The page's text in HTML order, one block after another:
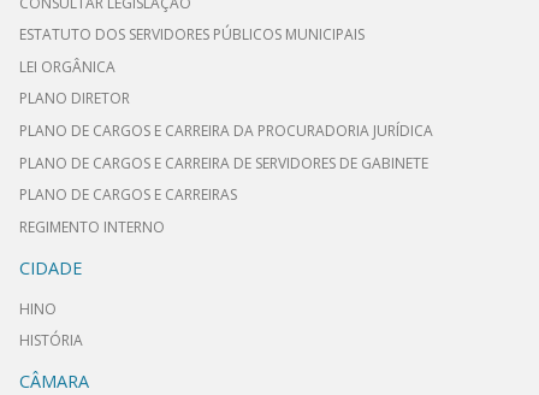
ESTATUTO DOS SERVIDORES PÚBLICOS MUNICIPAIS
LEI ORGÂNICA
PLANO DIRETOR
PLANO DE CARGOS E CARREIRA DA PROCURADORIA JURÍDICA
PLANO DE CARGOS E CARREIRA DE SERVIDORES DE GABINETE
PLANO DE CARGOS E CARREIRAS
REGIMENTO INTERNO
CIDADE
HINO
HISTÓRIA
CÂMARA